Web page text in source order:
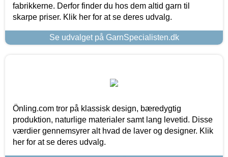
fabrikkerne. Derfor finder du hos dem altid garn til
skarpe priser. Klik her for at se deres udvalg.
Se udvalget på GarnSpecialisten.dk
Önling.com tror på klassisk design, bæredygtig
produktion, naturlige materialer samt lang levetid. Disse
værdier gennemsyrer alt hvad de laver og designer. Klik
her for at se deres udvalg.